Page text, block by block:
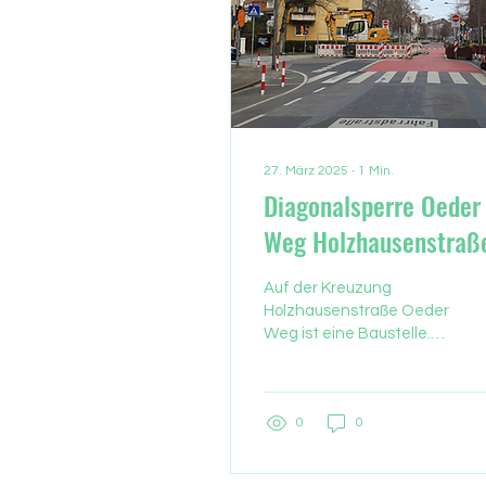
27. März 2025 ∙ 1 Min.
Diagonalsperre Oeder
Weg
und die Hilfsfristen
Auf der Kreuzung
Holzhausenstraße Oeder
Weg ist eine Baustelle.
Krankenfahrzeuge nicht
Feuerwehr Frankfurt sind
0 0